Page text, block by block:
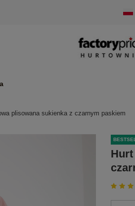
plisowana sukienka z czarnym paskiem